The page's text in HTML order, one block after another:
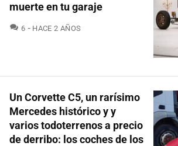
muerte en tu garaje
6 COMENTARIOS
HACE 2 AÑOS
Un Corvette C5, un rarísimo
Mercedes histórico y y
varios todoterrenos a precio
de derribo: los coches de los